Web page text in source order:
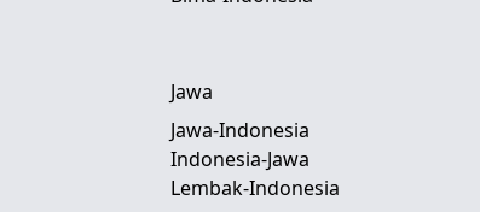
Jawa
Jawa-Indonesia
Indonesia-Jawa
Lembak-Indonesia